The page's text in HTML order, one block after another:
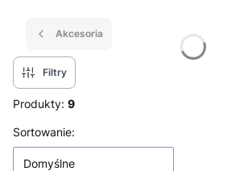
Akcesoria
Filtry
Produkty: 9
Lista produktów
Sortowanie:
Domyślne